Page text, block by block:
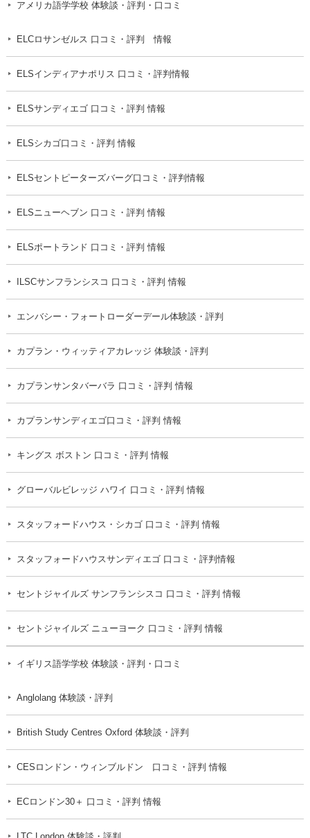
アメリカ語学学校 体験談・評判・口コミ
ELCロサンゼルス 口コミ・評判 情報
ELSインディアナポリス 口コミ・評判情報
ELSサンディエゴ 口コミ・評判 情報
ELSシカゴ口コミ・評判 情報
ELSセントピーターズバーグ口コミ・評判情報
ELSニューヘブン 口コミ・評判 情報
ELSポートランド 口コミ・評判 情報
ILSCサンフランシスコ 口コミ・評判 情報
エンバシー・フォートローダーデール体験談・評判
カプラン・ウィッティアカレッジ 体験談・評判
カプランサンタバーバラ 口コミ・評判 情報
カプランサンディエゴ口コミ・評判 情報
キングス ボストン 口コミ・評判 情報
グローバルビレッジ ハワイ 口コミ・評判 情報
スタッフォードハウス・シカゴ 口コミ・評判 情報
スタッフォードハウスサンディエゴ 口コミ・評判情報
セントジャイルズ サンフランシスコ 口コミ・評判 情報
セントジャイルズ ニューヨーク 口コミ・評判 情報
イギリス語学学校 体験談・評判・口コミ
Anglolang 体験談・評判
British Study Centres Oxford 体験談・評判
CESロンドン・ウィンブルドン 口コミ・評判 情報
ECロンドン30＋ 口コミ・評判 情報